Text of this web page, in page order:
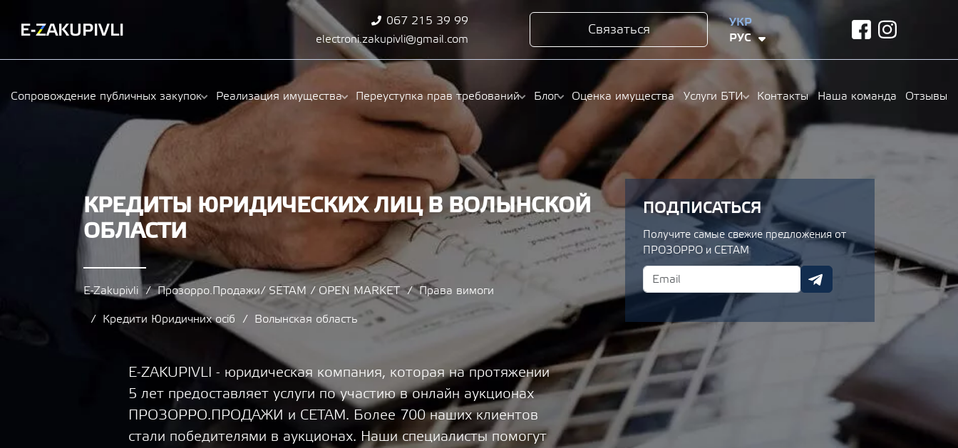
067 215 39 99
electroni.zakupivli@gmail.com
Связаться
УКР
РУС
facebook
Сопровождение публичных закупок Реализация имущества Переуступка прав требований Блог Оценка имущества Услуги БТИ Контакты Наша команда Отзывы
КРЕДИТЫ ЮРИДИЧЕСКИХ ЛИЦ В ВОЛЫНСКОЙ
ОБЛАСТИ
E-Zakupivli Прозорро.Продажи/ SETAM / OPEN MARKET
Права вимоги
Кредити Юридичних осіб
Волынская область
E-ZAKUPIVLI - юридическая компания, которая на протяжении
5 лет предоставляет услуги по участию в онлайн аукционах
ПРОЗОРРО.ПРОДАЖИ и СЕТАМ. Более 700 наших клиентов
стали победителями в аукционах. Наши специалисты помогут
ПОДПИСАТЬСЯ
Получите самые свежие предложения от
ПРОЗОРРО и СЕТАМ